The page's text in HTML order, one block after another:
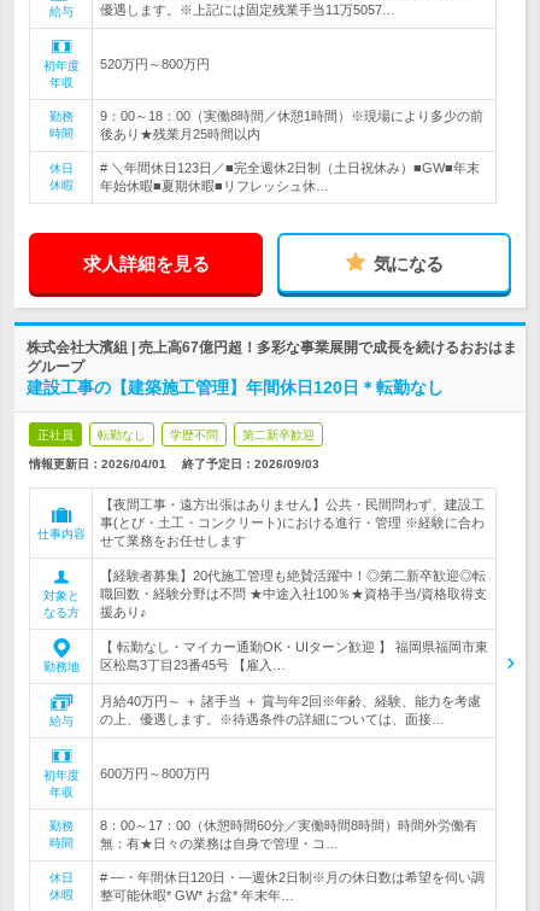
給与
優遇します。※上記には固定残業手当11万5057…
初年度
年収
520万円～800万円
勤務
時間
9：00～18：00（実働8時間／休憩1時間）※現場により多少の前
後あり★残業月25時間以内
休日
休暇
# ＼年間休日123日／■完全週休2日制（土日祝休み）■GW■年末
年始休暇■夏期休暇■リフレッシュ休…
求人詳細を見る 気になる
株式会社大濱組 | 売上高67億円超！多彩な事業展開で成長を続けるおおはま
グループ
建設工事の【建築施工管理】年間休日120日＊転勤なし
正社員 転勤なし 学歴不問 第二新卒歓迎
情報更新日：2026/04/01 終了予定日： 2026/09/03
仕事内容
【夜間工事・遠方出張はありません】公共・民間問わず、建設工
事(とび・土工・コンクリート)における進行・管理 ※経験に合わ
せて業務をお任せします
対象と
なる方
【経験者募集】20代施工管理も絶賛活躍中！◎第二新卒歓迎◎転
職回数・経験分野は不問 ★中途入社100％★資格手当/資格取得支
援あり♪
勤務地
【 転勤なし・マイカー通勤OK・UIターン歓迎 】 福岡県福岡市東
区松島3丁目23番45号 【雇入…
給与
月給40万円～ ＋ 諸手当 ＋ 賞与年2回※年齢、経験、能力を考慮
の上、優遇します。※待遇条件の詳細については、面接…
初年度
年収
600万円～800万円
勤務
時間
8：00～17：00（休憩時間60分／実働時間8時間）時間外労働有
無：有★日々の業務は自身で管理・コ…
休日
休暇
# ―・年間休日120日・―週休2日制※月の休日数は希望を伺い調
整可能休暇* GW* お盆* 年末年…